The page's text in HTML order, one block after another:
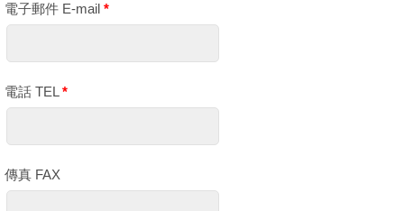
電子郵件 E-mail *
電話 TEL*
傳真 FAX